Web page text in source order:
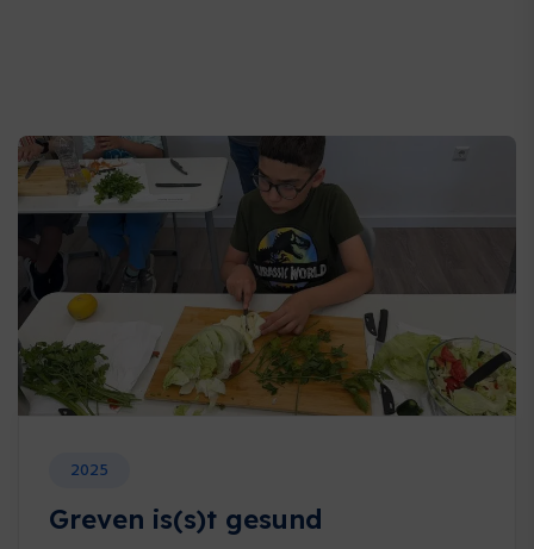
2025
Greven is(s)t gesund